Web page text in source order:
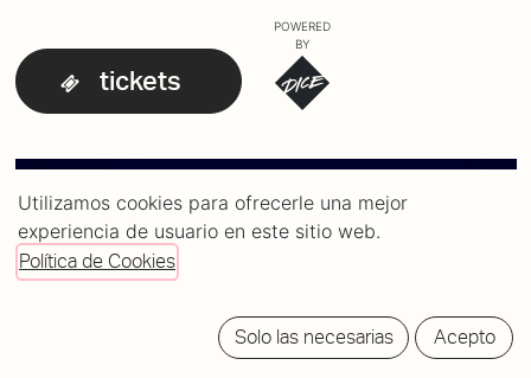
tickets
POWERED
BY
Utilizamos cookies para ofrecerle una mejor
experiencia de usuario en este sitio web.
Política de Cookies
Solo las necesarias Acepto